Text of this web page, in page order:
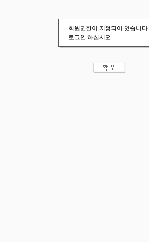
회원권한이 지정되어 있습니다.
로그인 하십시오.